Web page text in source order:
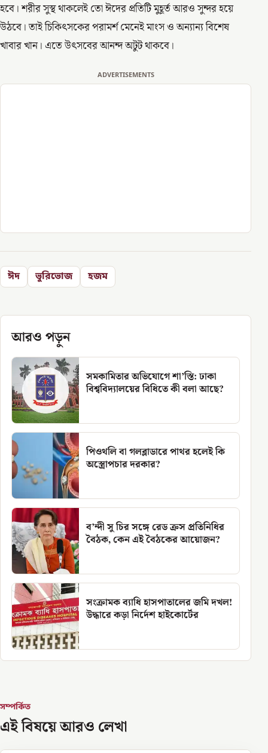
হবে। শরীর সুস্থ থাকলেই তো ঈদের প্রতিটি মুহূর্ত আরও সুন্দর হয়ে
উঠবে। তাই চিকিৎসকের পরামর্শ মেনেই মাংস ও অন্যান্য বিশেষ
খাবার খান। এতে উৎসবের আনন্দ অটুট থাকবে।
ADVERTISEMENTS
ঈদ ভুরিভোজ হজম
আরও পড়ুন
সমকামিতার অভিযোগে শা’স্তি: ঢাকা
বিশ্ববিদ্যালয়ের বিধিতে কী বলা আছে?
পিওথলি বা গলব্লাডারে পাথর হলেই কি
অস্ত্রোপচার দরকার?
ব’ন্দী সু চির সঙ্গে রেড ক্রস প্রতিনিধির
বৈঠক, কেন এই বৈঠকের আয়োজন?
সংক্রামক ব্যাধি হাসপাতালের জমি দখল!
উদ্ধারে কড়া নির্দেশ হাইকোর্টের
সম্পর্কিত
এই বিষয়ে আরও লেখা